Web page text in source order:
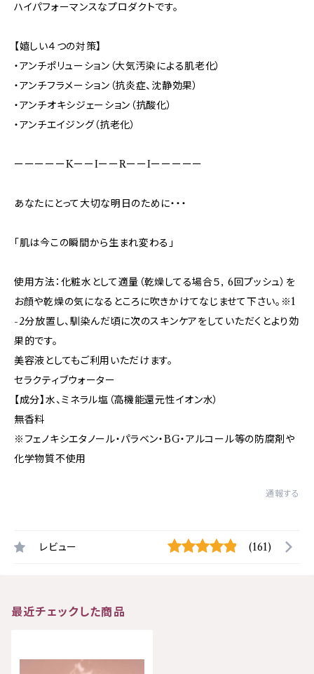
ハイパフォーマンスなプロダクトです。
【嬉しい４つの対策】
・アンチポリューション（大気汚染による肌老化）
・アンチフラメーション（抗炎症、沈静効果）
・アンチオキシジェーション（抗酸化）
・アンチエイジング（抗老化）
ーーーーーKーーIーーRーーIーーーーー
あなたにとって大切な明日のために・・・
「肌は今この瞬間から生まれ変わる」
使用方法：化粧水として適量（乾燥してる場合５, 6回プッシュ）を
お顔や乾燥の気になるところに吹きかけてなじませて下さい。※1
-2分放置し、馴染んだ頃に次のスキンケアをしていただくとより効
果的です。
美容液としてもご利用いただけます。
セラクティブウォーター
【成分】水、ミネラル塩（高機能還元性イオン水）
無香料
※フェノキシエタノール・パラベン・BG・アルコール等の防腐剤や
化学物質不使用
通報する
レビュー (161)
最近チェックした商品